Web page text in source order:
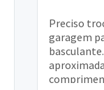
Preciso
garagem